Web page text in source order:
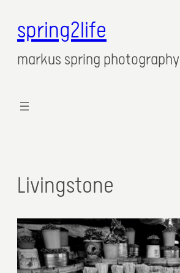
spring2life
markus spring photography
Livingstone